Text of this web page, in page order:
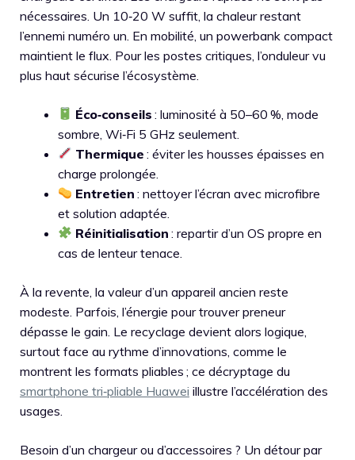
nécessaires. Un 10‑20 W suffit, la chaleur restant
l’ennemi numéro un. En mobilité, un powerbank compact
maintient le flux. Pour les postes critiques, l’onduleur vu
plus haut sécurise l’écosystème.
Éco‑conseils : luminosité à 50–60 %, mode
sombre, Wi‑Fi 5 GHz seulement.
Thermique : éviter les housses épaisses en
charge prolongée.
Entretien : nettoyer l’écran avec microfibre
et solution adaptée.
Réinitialisation : repartir d’un OS propre en
cas de lenteur tenace.
À la revente, la valeur d’un appareil ancien reste
modeste. Parfois, l’énergie pour trouver preneur
dépasse le gain. Le recyclage devient alors logique,
surtout face au rythme d’innovations, comme le
montrent les formats pliables ; ce décryptage du
smartphone tri‑pliable Huawei illustre l’accélération des
usages.
Besoin d’un chargeur ou d’accessoires ? Un détour par